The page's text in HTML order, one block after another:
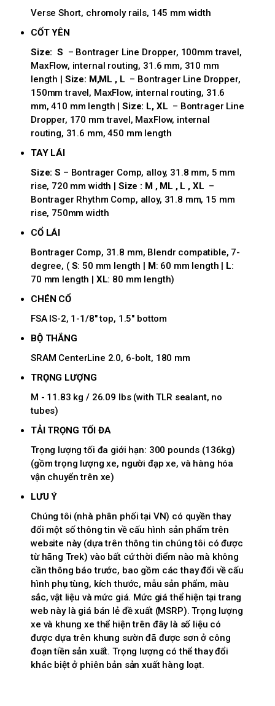
Verse Short, chromoly rails, 145 mm width
CỐT YÊN
Size: S – Bontrager Line Dropper, 100mm travel,
MaxFlow, internal routing, 31.6 mm, 310 mm
length | Size: M,ML , L – Bontrager Line Dropper,
150mm travel, MaxFlow, internal routing, 31.6
mm, 410 mm length |Size: L, XL – Bontrager Line
Dropper, 170 mm travel, MaxFlow, internal
routing, 31.6 mm, 450 mm length
TAY LÁI
Size: S – Bontrager Comp, alloy, 31.8 mm, 5 mm
rise, 720 mm width | Size : M , ML , L , XL –
Bontrager Rhythm Comp, alloy, 31.8 mm, 15 mm
rise, 750mm width
CỔ LÁI
Bontrager Comp, 31.8 mm, Blendr compatible, 7-
degree, ( S: 50 mm length | M: 60 mm length | L:
70 mm length | XL: 80 mm length)
CHÉN CỔ
FSA IS-2, 1-1/8" top, 1.5" bottom
BỘ THẮNG
SRAM CenterLine 2.0, 6-bolt, 180 mm
TRỌNG LƯỢNG
M - 11.83 kg / 26.09 lbs (with TLR sealant, no
tubes)
TẢI TRỌNG TỐI ĐA
Trọng lượng tối đa giới hạn: 300 pounds (136kg)
(gồm trọng lượng xe, người đạp xe, và hàng hóa
vận chuyển trên xe)
LƯU Ý
Chúng tôi (nhà phân phối tại VN) có quyền thay
đổi một số thông tin về cấu hình sản phẩm trên
website này (dựa trên thông tin chúng tôi có được
từ hãng Trek) vào bất cứ thời điểm nào mà không
cần thông báo trước, bao gồm các thay đổi về cấu
hình phụ tùng, kích thước, mẫu sản phẩm, màu
sắc, vật liệu và mức giá. Mức giá thể hiện tại trang
web này là giá bán lẻ đề xuất (MSRP). Trọng lượng
xe và khung xe thể hiện trên đây là số liệu có
được dựa trên khung sườn đã được sơn ở công
đoạn tiền sản xuất. Trọng lượng có thể thay đổi
khác biệt ở phiên bản sản xuất hàng loạt.